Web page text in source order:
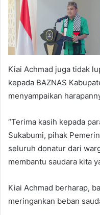
Kiai Achmad juga tidak
kepada BAZNAS
menyampaikan
“Terima kasih kepada
Sukabumi, pihak
seluruh donatur dari
membantu saudara kita
Kiai Achmad berharap,
meringankan beban